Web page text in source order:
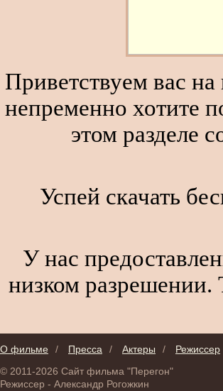
Приветствуем вас
непременно хотите
этом разделе
Успей скачать
У нас
низком разрешении.
О фильме / Пресса / Актеры / Режиссер
© 2011-2026 Сайт фильма "Перегон"
Режиссер - Александр Рогожкин